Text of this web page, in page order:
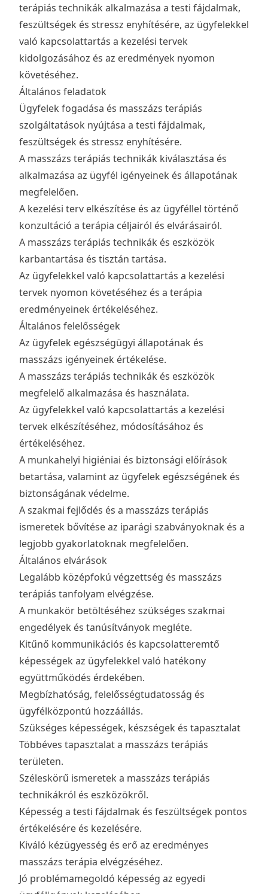
terápiás technikák alkalmazása a testi fájdalmak,
feszültségek és stressz enyhítésére, az ügyfelekkel
való kapcsolattartás a kezelési tervek
kidolgozásához és az eredmények nyomon
követéséhez.
Általános feladatok
Ügyfelek fogadása és masszázs terápiás
szolgáltatások nyújtása a testi fájdalmak,
feszültségek és stressz enyhítésére.
A masszázs terápiás technikák kiválasztása és
alkalmazása az ügyfél igényeinek és állapotának
megfelelően.
A kezelési terv elkészítése és az ügyféllel történő
konzultáció a terápia céljairól és elvárásairól.
A masszázs terápiás technikák és eszközök
karbantartása és tisztán tartása.
Az ügyfelekkel való kapcsolattartás a kezelési
tervek nyomon követéséhez és a terápia
eredményeinek értékeléséhez.
Általános felelősségek
Az ügyfelek egészségügyi állapotának és
masszázs igényeinek értékelése.
A masszázs terápiás technikák és eszközök
megfelelő alkalmazása és használata.
Az ügyfelekkel való kapcsolattartás a kezelési
tervek elkészítéséhez, módosításához és
értékeléséhez.
A munkahelyi higiéniai és biztonsági előírások
betartása, valamint az ügyfelek egészségének és
biztonságának védelme.
A szakmai fejlődés és a masszázs terápiás
ismeretek bővítése az iparági szabványoknak és a
legjobb gyakorlatoknak megfelelően.
Általános elvárások
Legalább középfokú végzettség és masszázs
terápiás tanfolyam elvégzése.
A munkakör betöltéséhez szükséges szakmai
engedélyek és tanúsítványok megléte.
Kitűnő kommunikációs és kapcsolatteremtő
képességek az ügyfelekkel való hatékony
együttműködés érdekében.
Megbízhatóság, felelősségtudatosság és
ügyfélközpontú hozzáállás.
Szükséges képességek, készségek és tapasztalat
Többéves tapasztalat a masszázs terápiás
területen.
Széleskörű ismeretek a masszázs terápiás
technikákról és eszközökről.
Képesség a testi fájdalmak és feszültségek pontos
értékelésére és kezelésére.
Kiváló kézügyesség és erő az eredményes
masszázs terápia elvégzéséhez.
Jó problémamegoldó képesség az egyedi